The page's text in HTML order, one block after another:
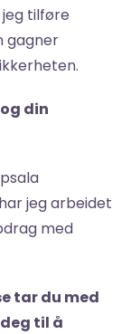
tilføre
gagner
din
jeg arbeidet
med
tar du med
til å